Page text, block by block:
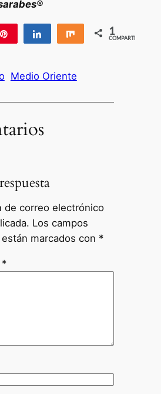
Compartir Compartir
1
COMPARTIR
Medio Oriente
de correo electrónico
Los campos
marcados con *
*